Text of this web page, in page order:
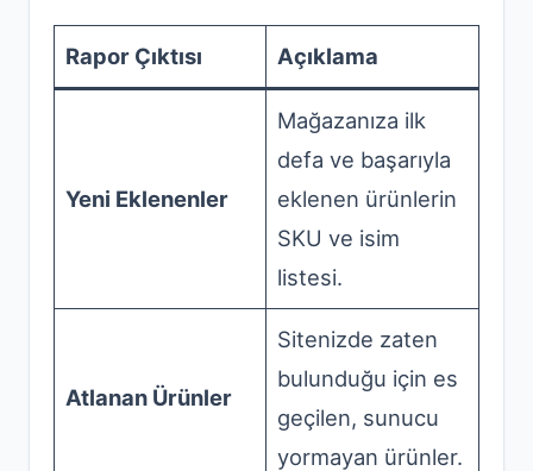
Rapor Çıktısı Açıklama
Yeni Eklenenler
Mağazanıza ilk
defa ve başarıyla
eklenen ürünlerin
SKU ve isim
listesi.
Atlanan Ürünler
Sitenizde zaten
bulunduğu için es
geçilen, sunucu
yormayan ürünler.